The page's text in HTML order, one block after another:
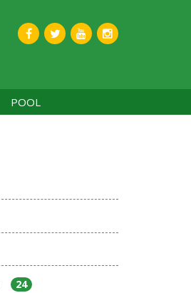
POOL
24